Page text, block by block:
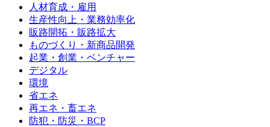
人材育成・雇用
生産性向上・業務効率化
販路開拓・販路拡大
ものづくり・新商品開発
起業・創業・ベンチャー
デジタル
環境
省エネ
再エネ・畜エネ
防犯・防災・BCP